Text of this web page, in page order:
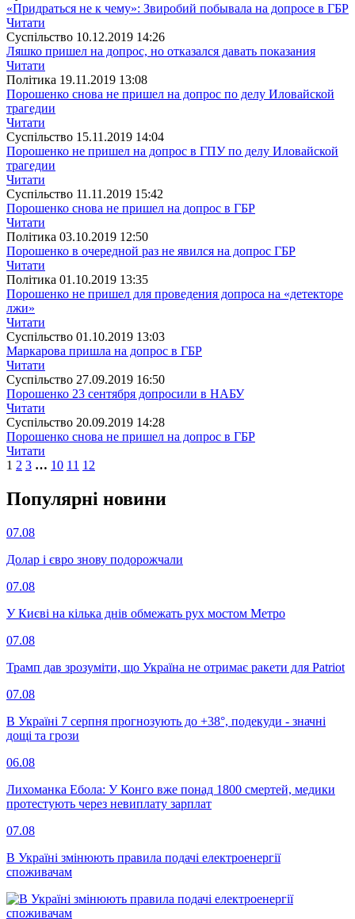
«Придраться не к чему»: Звиробий побывала на допросе в ГБР
Читати
Суспiльство 10.12.2019 14:26
Ляшко пришел на допрос, но отказался давать показания
Читати
Полiтика 19.11.2019 13:08
Порошенко снова не пришел на допрос по делу Иловайской
трагедии
Читати
Суспiльство 15.11.2019 14:04
Порошенко не пришел на допрос в ГПУ по делу Иловайской
трагедии
Читати
Суспiльство 11.11.2019 15:42
Порошенко снова не пришел на допрос в ГБР
Читати
Полiтика 03.10.2019 12:50
Порошенко в очередной раз не явился на допрос ГБР
Читати
Полiтика 01.10.2019 13:35
Порошенко не пришел для проведения допроса на «детекторе
лжи»
Читати
Суспiльство 01.10.2019 13:03
Маркарова пришла на допрос в ГБР
Читати
Суспiльство 27.09.2019 16:50
Порошенко 23 сентября допросили в НАБУ
Читати
Суспiльство 20.09.2019 14:28
Порошенко снова не пришел на допрос в ГБР
Читати
1 2 3 … 10 11 12
Популярнi новини
07.08
Долар і євро знову подорожчали
07.08
У Києві на кілька днів обмежать рух мостом Метро
07.08
Трамп дав зрозуміти, що Україна не отримає ракети для Patriot
07.08
В Україні 7 серпня прогнозують до +38°, подекуди - значні
дощі та грози
06.08
Лихоманка Ебола: У Конго вже понад 1800 смертей, медики
протестують через невиплату зарплат
07.08
В Україні змінюють правила подачі електроенергії
споживачам